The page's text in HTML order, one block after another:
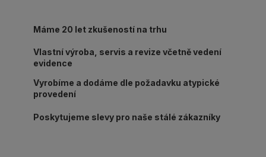
Máme 20 let zkušeností na trhu
Vlastní výroba, servis a revize včetně vedení
evidence
Vyrobíme a dodáme dle požadavku atypické
provedení
Poskytujeme slevy pro naše stálé zákazníky